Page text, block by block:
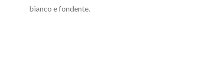
bianco e fondente.